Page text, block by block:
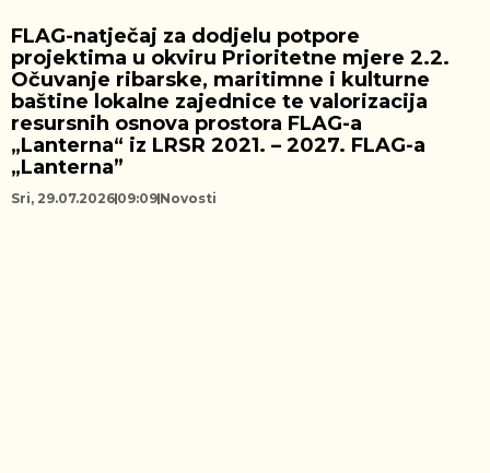
FLAG-natječaj za dodjelu potpore
projektima u okviru Prioritetne mjere 2.2.
Očuvanje ribarske, maritimne i kulturne
baštine lokalne zajednice te valorizacija
resursnih osnova prostora FLAG-a
„Lanterna“ iz LRSR 2021. – 2027. FLAG-a
„Lanterna”
Sri, 29.07.2026 09:09 Novosti